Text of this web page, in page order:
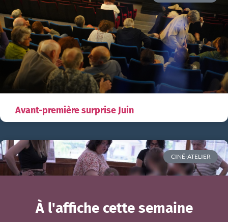
Avant-première surprise Juin
CINÉ-ATELIER
À l'affiche cette semaine